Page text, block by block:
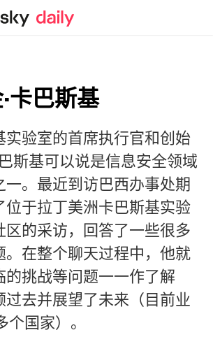
卡巴斯基官方博客
卡巴斯基
实验室的首席执行官和创始
斯基可以说是信息安全领域
一。最近到访巴西办事处期
位于拉丁美洲卡巴斯基实验
区的采访，回答了一些很多
。在整个聊天过程中，他就
的挑战等问题一一作了解
过去并展望了未来（目前业
国家）。